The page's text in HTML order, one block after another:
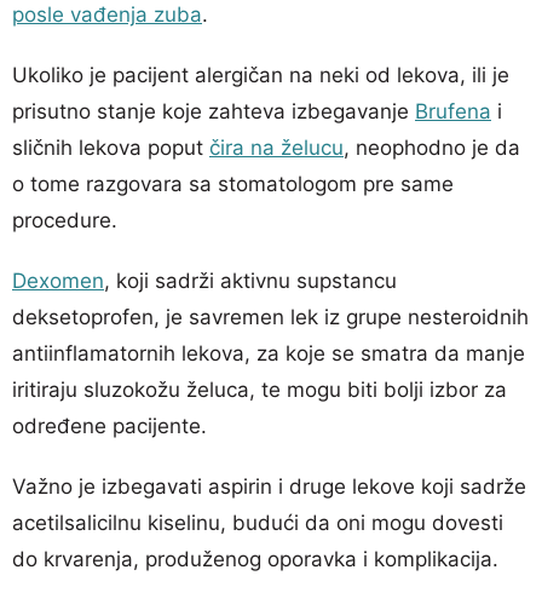
posle vađenja zuba.
Ukoliko je pacijent alergičan na neki od lekova, ili je
prisutno stanje koje zahteva izbegavanje Brufena i
sličnih lekova poput čira na želucu, neophodno je da
o tome razgovara sa stomatologom pre same
procedure.
Dexomen, koji sadrži aktivnu supstancu
deksetoprofen, je savremen lek iz grupe nesteroidnih
antiinflamatornih lekova, za koje se smatra da manje
iritiraju sluzokožu želuca, te mogu biti bolji izbor za
određene pacijente.
Važno je izbegavati aspirin i druge lekove koji sadrže
acetilsalicilnu kiselinu, budući da oni mogu dovesti
do krvarenja, produženog oporavka i komplikacija.